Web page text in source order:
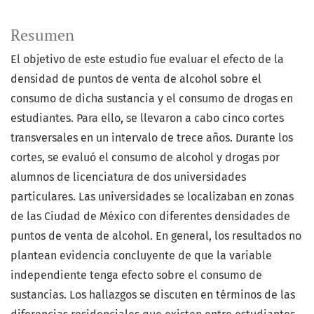
Resumen
El objetivo de este estudio fue evaluar el efecto de la
densidad de puntos de venta de alcohol sobre el
consumo de dicha sustancia y el consumo de drogas en
estudiantes. Para ello, se llevaron a cabo cinco cortes
transversales en un intervalo de trece años. Durante los
cortes, se evaluó el consumo de alcohol y drogas por
alumnos de licenciatura de dos universidades
particulares. Las universidades se localizaban en zonas
de las Ciudad de México con diferentes densidades de
puntos de venta de alcohol. En general, los resultados no
plantean evidencia concluyente de que la variable
independiente tenga efecto sobre el consumo de
sustancias. Los hallazgos se discuten en términos de las